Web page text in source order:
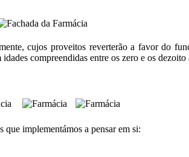
cujos proveitos reverterão a favor do
compreendidas entre os zero e os dezoito
implementámos a pensar em si: